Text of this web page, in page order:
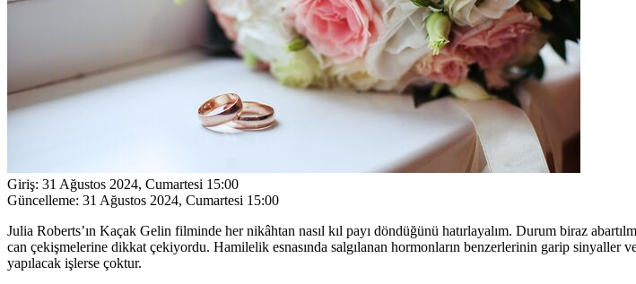
Giriş: 31 Ağustos 2024, Cumartesi 15:00
Güncelleme: 31 Ağustos 2024, Cumartesi 15:00
Julia Roberts’ın Kaçak Gelin filminde her nikâhtan nasıl kıl payı döndüğünü hatırlayalım. Durum biraz
can çekişmelerine dikkat çekiyordu. Hamilelik esnasında salgılanan hormonların benzerlerinin garip sinyaller
yapılacak işlerse çoktur.